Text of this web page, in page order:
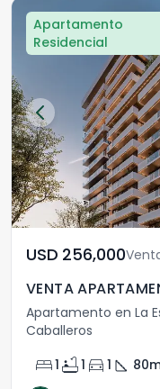
Apartamento
Residencial
USD	256,000
Apartamento en La
Caballeros
bed1 bathtub1 directions_car 1 square_foot 80